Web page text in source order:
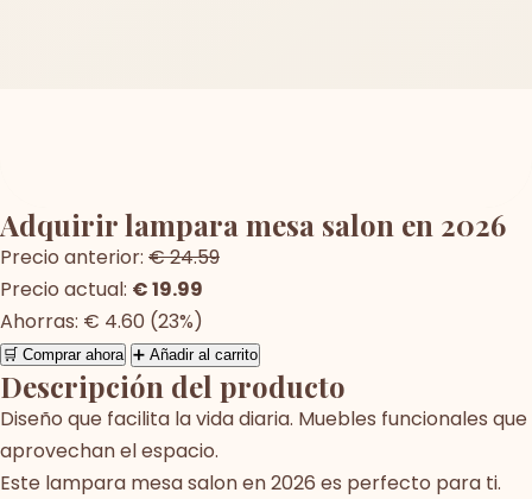
Adquirir lampara mesa salon en 2026
Precio anterior: € 24.59
Precio actual: € 19.99
Ahorras: € 4.60 (23%)
🛒 Comprar ahora ➕ Añadir al carrito
Descripción del producto
Diseño que facilita la vida diaria. Muebles funcionales que
aprovechan el espacio.
Este lampara mesa salon en 2026 es perfecto para ti.